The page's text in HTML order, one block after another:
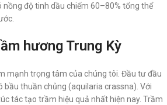
độ tinh dầu chiếm 60–80% tổng thể
hương Trung Kỳ
mạnh trọng tâm của chúng tôi. Đầu tư đầu
bầu thuần chủng (aquilaria crassna). Với
tác tạo trầm hiệu quả nhất hiện nay. Trầm